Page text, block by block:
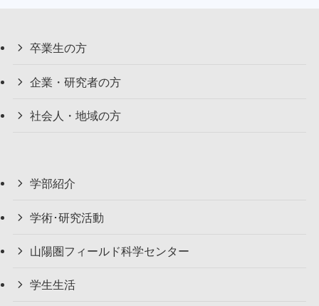
卒業生の方
企業・研究者の方
社会人・地域の方
学部紹介
学術･研究活動
山陽圏フィールド科学センター
学生生活